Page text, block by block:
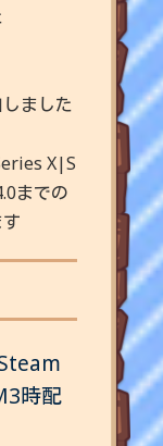
ました
X|S
までの
時配